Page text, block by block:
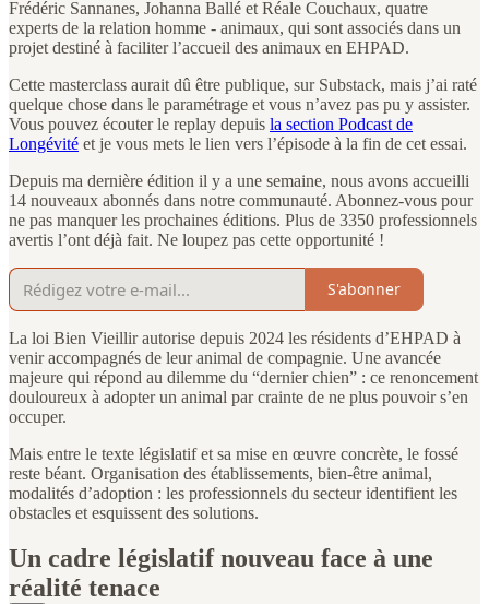
Frédéric Sannanes, Johanna Ballé et Réale Couchaux, quatre
experts de la relation homme - animaux, qui sont associés dans un
projet destiné à faciliter l’accueil des animaux en EHPAD.
Cette masterclass aurait dû être publique, sur Substack, mais j’ai raté
quelque chose dans le paramétrage et vous n’avez pas pu y assister.
Vous pouvez écouter le replay depuis la section Podcast de
Longévité et je vous mets le lien vers l’épisode à la fin de cet essai.
Depuis ma dernière édition il y a une semaine, nous avons accueilli
14 nouveaux abonnés dans notre communauté. Abonnez-vous pour
ne pas manquer les prochaines éditions. Plus de 3350 professionnels
avertis l’ont déjà fait. Ne loupez pas cette opportunité !
S'abonner
La loi Bien Vieillir autorise depuis 2024 les résidents d’EHPAD à
venir accompagnés de leur animal de compagnie. Une avancée
majeure qui répond au dilemme du “dernier chien” : ce renoncement
douloureux à adopter un animal par crainte de ne plus pouvoir s’en
occuper.
Mais entre le texte législatif et sa mise en œuvre concrète, le fossé
reste béant. Organisation des établissements, bien-être animal,
modalités d’adoption : les professionnels du secteur identifient les
obstacles et esquissent des solutions.
Un cadre législatif nouveau face à une
réalité tenace